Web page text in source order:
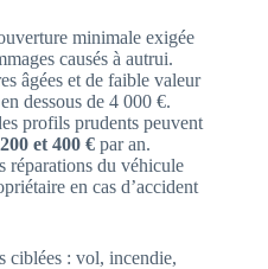
minimale exigée
causés à autrui.
âgées et de faible valeur
dessous de 4 000 €.
profils prudents peuvent
200 et 400 € par an.
réparations du véhicule
en cas d’accident
ciblées : vol, incendie,